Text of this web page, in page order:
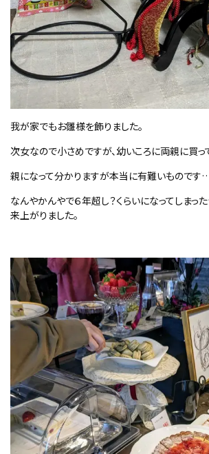
我が家でもお雛様を飾りました。
次女なので小さめですが、幼いころに両親に買っ
親になって分かりますが本当に有難いものです…
なんやかんやで６年超し？くらいになってしまっ
来上がりました。